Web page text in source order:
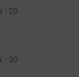
- 2D
- 3D